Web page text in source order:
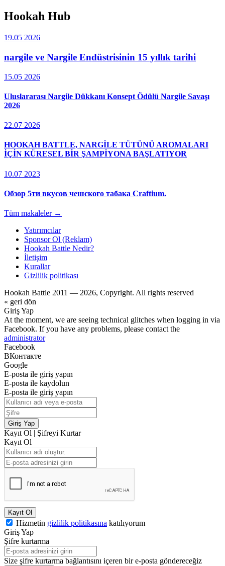
Hookah Hub
19.05 2026
nargile ve Nargile Endüstrisinin 15 yıllık tarihi
15.05 2026
Uluslararası Nargile Dükkanı Konsept Ödülü Nargile Savaşı
2026
22.07 2026
HOOKAH BATTLE, NARGİLE TÜTÜNÜ AROMALARI
İÇİN KÜRESEL BİR ŞAMPİYONA BAŞLATIYOR
10.07 2023
Обзор 5ти вкусов чешского табака Craftium.
Tüm makaleler →
Yatırımcılar
Sponsor Ol (Reklam)
Hookah Battle Nedir?
İletişim
Kurallar
Gizlilik politikası
Hookah Battle 2011 — 2026, Copyright. All rights reserved
« geri dön
Giriş Yap
At the moment, we are seeing technical glitches when logging in via
Facebook. If you have any problems, please contact the
administrator
Facebook
ВКонтакте
Google
E-posta ile giriş yapın
E-posta ile kaydolun
E-posta ile giriş yapın
Giriş Yap
Kayıt Ol | Şifreyi Kurtar
Kayıt Ol
Kayıt Ol
Hizmetin gizlilik politikasına katılıyorum
Giriş Yap
Şifre kurtarma
Size şifre kurtarma bağlantısını içeren bir e-posta göndereceğiz